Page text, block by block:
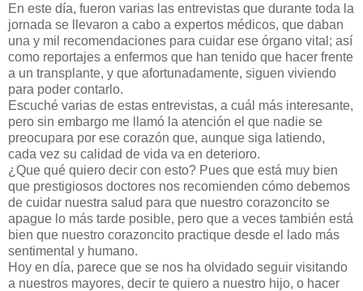
En este día, fueron varias las entrevistas que durante toda la
jornada se llevaron a cabo a expertos médicos, que daban
una y mil recomendaciones para cuidar ese órgano vital; así
como reportajes a enfermos que han tenido que hacer frente
a un transplante, y que afortunadamente, siguen viviendo
para poder contarlo.
Escuché varias de estas entrevistas, a cuál más interesante,
pero sin embargo me llamó la atención el que nadie se
preocupara por ese corazón que, aunque siga latiendo,
cada vez su calidad de vida va en deterioro.
¿Que qué quiero decir con esto? Pues que está muy bien
que prestigiosos doctores nos recomienden cómo debemos
de cuidar nuestra salud para que nuestro corazoncito se
apague lo más tarde posible, pero que a veces también está
bien que nuestro corazoncito practique desde el lado más
sentimental y humano.
Hoy en día, parece que se nos ha olvidado seguir visitando
a nuestros mayores, decir te quiero a nuestro hijo, o hacer